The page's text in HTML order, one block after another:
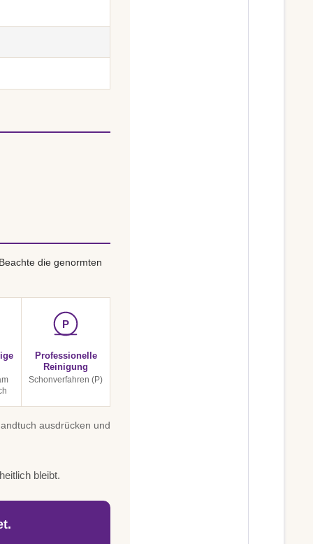
die genormten
P
Professionelle
Reinigung
Schonverfahren (P)
ausdrücken und
bleibt.